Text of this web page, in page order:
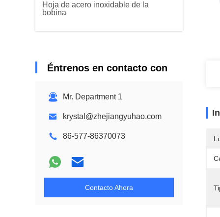
Hoja de acero inoxidable de la
bobina
Éntrenos en contacto con
Mr. Department 1
krystal@zhejiangyuhao.com
86-577-86370073
Contacto Ahora